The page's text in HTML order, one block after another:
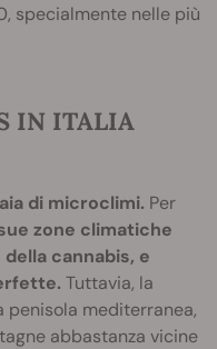
specialmente nelle più
IN ITALIA
di microclimi. Per
zone climatiche
cannabis, e
Tuttavia, la
mediterranea,
abbastanza vicine